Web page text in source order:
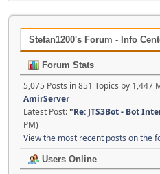
Stefan1200's Forum - Info
Forum Stats
5,075 Posts in 851 Topics by 1,447
AmirServer
Latest Post:"Re: JTS3Bot - Bot
PM)
View the most recent posts on the
Users Online